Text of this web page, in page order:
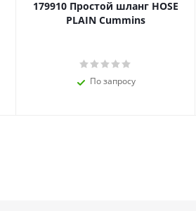
179910 Простой шланг HOSE
PLAIN Cummins
По запросу